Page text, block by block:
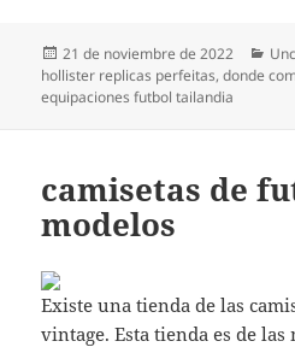
Publicado
el
21 de noviembre de 2022
hollister replicas perfeitas,donde
equipaciones futbol tailandia
camisetas de
modelos
Existe una tienda de las
vintage. Esta tienda es de